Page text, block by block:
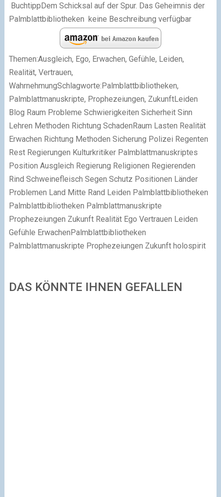
BuchtippDem Schicksal auf der Spur. Das Geheimnis der
Palmblattbibliotheken keine Beschreibung verfügbar
Themen:Ausgleich, Ego, Erwachen, Gefühle, Leiden,
Realität, Vertrauen,
WahrnehmungSchlagworte:Palmblattbibliotheken,
Palmblattmanuskripte, Prophezeiungen, ZukunftLeiden
Blog Raum Probleme Schwierigkeiten Sicherheit Sinn
Lehren Methoden Richtung SchadenRaum Lasten Realität
Erwachen Richtung Methoden Sicherung Polizei Regenten
Rest Regierungen Kulturkritiker Palmblattmanuskriptes
Position Ausgleich Regierung Religionen Regierenden
Rind Schweinefleisch Segen Schutz Positionen Länder
Problemen Land Mitte Rand Leiden Palmblattbibliotheken
Palmblattbibliotheken Palmblattmanuskripte
Prophezeiungen Zukunft Realität Ego Vertrauen Leiden
Gefühle ErwachenPalmblattbibliotheken
Palmblattmanuskripte Prophezeiungen Zukunft holospirit
DAS KÖNNTE IHNEN GEFALLEN